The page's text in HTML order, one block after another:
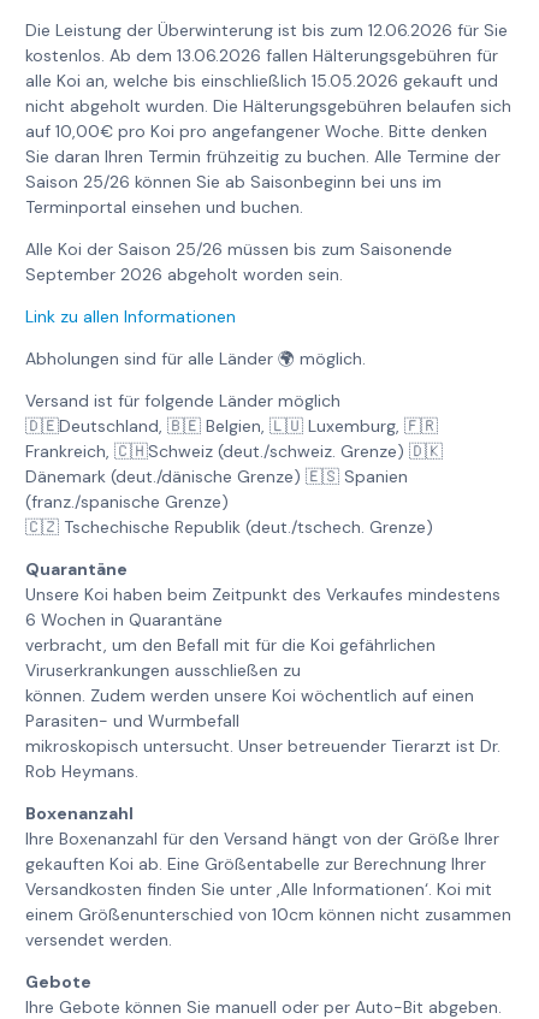
Die Leistung der Überwinterung ist bis zum 12.06.2026 für Sie
kostenlos. Ab dem 13.06.2026 fallen Hälterungsgebühren für
alle Koi an, welche bis einschließlich 15.05.2026 gekauft und
nicht abgeholt wurden. Die Hälterungsgebühren belaufen sich
auf 10,00€ pro Koi pro angefangener Woche. Bitte denken
Sie daran Ihren Termin frühzeitig zu buchen. Alle Termine der
Saison 25/26 können Sie ab Saisonbeginn bei uns im
Terminportal einsehen und buchen.
Alle Koi der Saison 25/26 müssen bis zum Saisonende
September 2026 abgeholt worden sein.
Link zu allen Informationen
Abholungen sind für alle Länder 🌍 möglich.
Versand ist für folgende Länder möglich
🇩🇪Deutschland, 🇧🇪 Belgien, 🇱🇺 Luxemburg, 🇫🇷
Frankreich, 🇨🇭Schweiz (deut./schweiz. Grenze) 🇩🇰
Dänemark (deut./dänische Grenze) 🇪🇸 Spanien
(franz./spanische Grenze)
🇨🇿 Tschechische Republik (deut./tschech. Grenze)
Quarantäne
Unsere Koi haben beim Zeitpunkt des Verkaufes mindestens
6 Wochen in Quarantäne
verbracht, um den Befall mit für die Koi gefährlichen
Viruserkrankungen ausschließen zu
können. Zudem werden unsere Koi wöchentlich auf einen
Parasiten- und Wurmbefall
mikroskopisch untersucht. Unser betreuender Tierarzt ist Dr.
Rob Heymans.
Boxenanzahl
Ihre Boxenanzahl für den Versand hängt von der Größe Ihrer
gekauften Koi ab. Eine Größentabelle zur Berechnung Ihrer
Versandkosten finden Sie unter ‚Alle Informationen‘. Koi mit
einem Größenunterschied von 10cm können nicht zusammen
versendet werden.
Gebote
Ihre Gebote können Sie manuell oder per Auto-Bit abgeben.